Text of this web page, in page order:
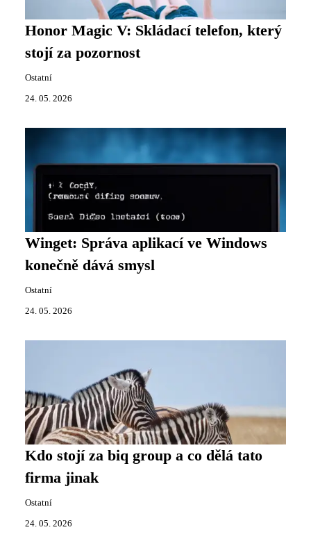
Honor Magic V: Skládací telefon, který
stojí za pozornost
Ostatní
24. 05. 2026
Winget: Správa aplikací ve Windows
konečně dává smysl
Ostatní
24. 05. 2026
Kdo stojí za biq group a co dělá tato
firma jinak
Ostatní
24. 05. 2026